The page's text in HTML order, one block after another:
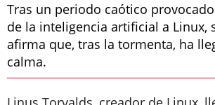
Tras un periodo caótico
de la inteligencia artificial a Linux,
afirma que, tras la tormenta, ha
calma.